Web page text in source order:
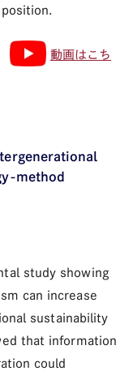
動画はこち
method
study showing
can increase
sustainability
that information
could